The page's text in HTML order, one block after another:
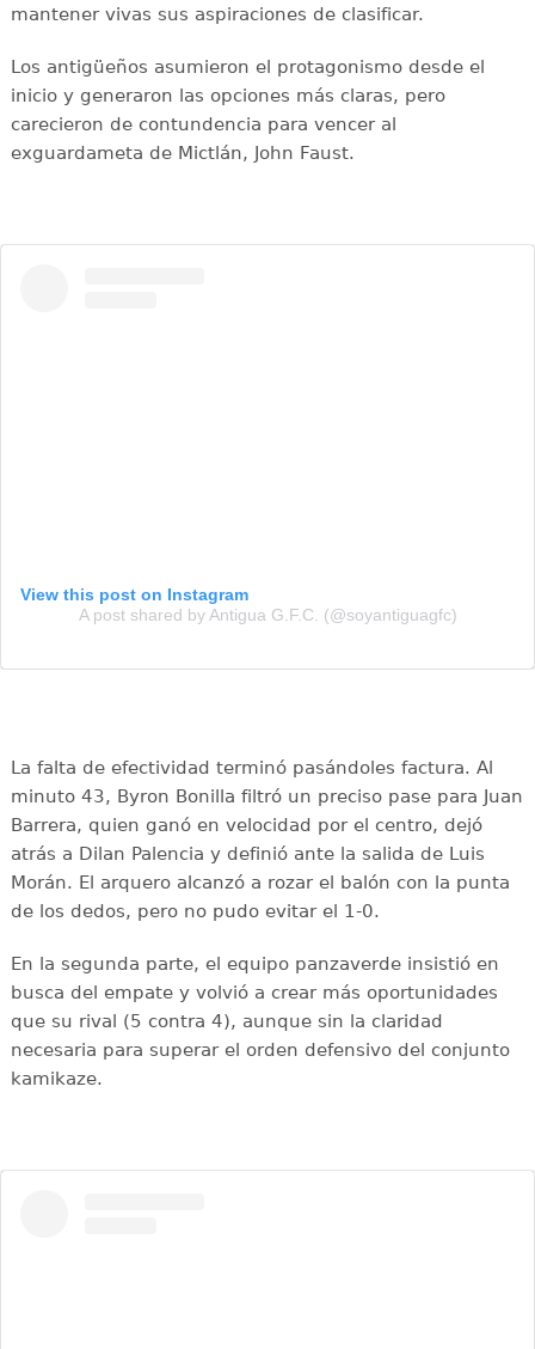
mantener vivas sus aspiraciones de clasificar.
Los antigüeños asumieron el protagonismo desde el
inicio y generaron las opciones más claras, pero
carecieron de contundencia para vencer al
exguardameta de Mictlán, John Faust.
View this post on Instagram
A post shared by Antigua G.F.C. (@soyantiguagfc)
La falta de efectividad terminó pasándoles factura. Al
minuto 43, Byron Bonilla filtró un preciso pase para Juan
Barrera, quien ganó en velocidad por el centro, dejó
atrás a Dilan Palencia y definió ante la salida de Luis
Morán. El arquero alcanzó a rozar el balón con la punta
de los dedos, pero no pudo evitar el 1-0.
En la segunda parte, el equipo panzaverde insistió en
busca del empate y volvió a crear más oportunidades
que su rival (5 contra 4), aunque sin la claridad
necesaria para superar el orden defensivo del conjunto
kamikaze.